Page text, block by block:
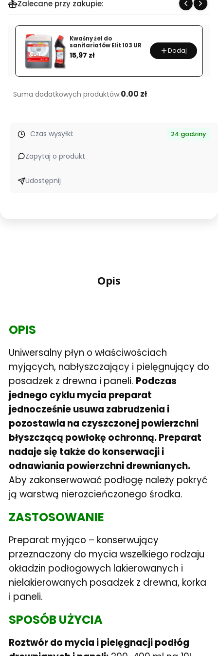
mycia
podłóg
paneli
408
Zalecane przy zakupie:
Kwaśny żel do
sanitariatów Elit 103 UR
Cena
15,97 zł Dodaj
Suma dodatkowych produktów:0.00 zł
Czas wysyłki: 24 godziny
Zapytaj o produkt
Udostępnij
Opis
OPIS
Uniwersalny płyn o właściwościach
myjących, nabłyszczający i pielęgnujący do
posadzek z drewna i paneli. Podczas
jednego cyklu mycia preparat
jednocześnie usuwa zabrudzenia i
pozostawia na czyszczonej powierzchni
błyszczącą powłokę ochronną. Preparat
nadaje się także do konserwacji i
odnawiania powierzchni drewnianych.
Aby zakonserwować podłogę należy pokryć
ją warstwą nierozcieńczonego środka.
ZASTOSOWANIE
Preparat myjąco – konserwujący
przeznaczony do mycia wszelkiego rodzaju
okładzin podłogowych lakierowanych i
nielakierowanych posadzek z drewna, korka
i paneli.
SPOSÓB UŻYCIA
Roztwór do mycia i pielęgnacji podłóg